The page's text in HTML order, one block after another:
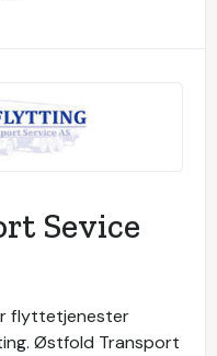
Sevice
flyttetjenester
Østfold Transport